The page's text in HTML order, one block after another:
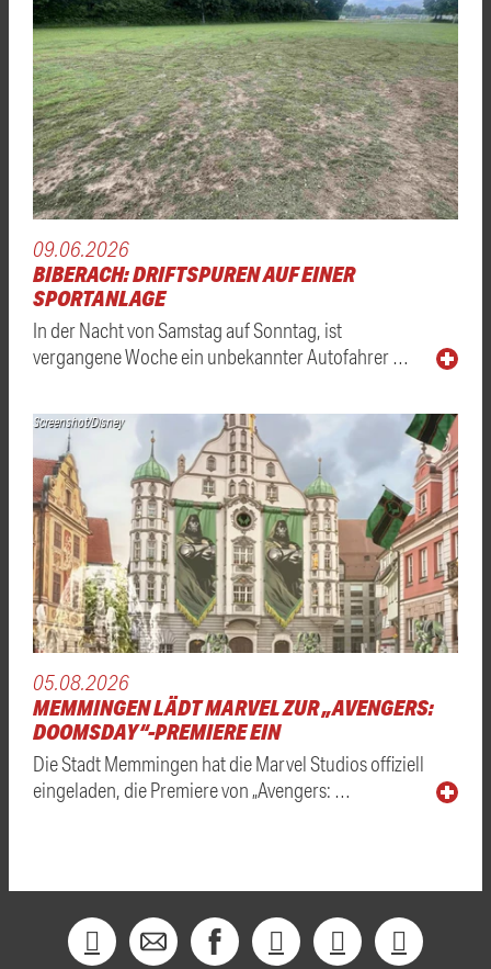
09.06.2026
BIBERACH: DRIFTSPUREN AUF EINER
SPORTANLAGE
In der Nacht von Samstag auf Sonntag, ist
vergangene Woche ein unbekannter Autofahrer …
Screenshot/Disney
05.08.2026
MEMMINGEN LÄDT MARVEL ZUR „AVENGERS:
DOOMSDAY“-PREMIERE EIN
Die Stadt Memmingen hat die Marvel Studios offiziell
eingeladen, die Premiere von „Avengers: …